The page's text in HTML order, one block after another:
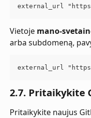
external_url
Vietoje mano-
arba subdomeną,
external_url
2.7. Pritaikykite
Pritaikykite naujus